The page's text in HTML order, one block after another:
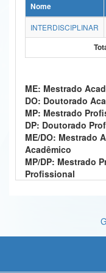
Ministério da Ciência,
Ministério do Meio Ambiente
Ministério do Desenvolvimento
Controladoria-Geral da União
Ministério da Mulher, da
Secretaria-Geral
Nome
INTERDISCIPLINAR
ME: Mestrado
DO: Doutorado
MP: Mestrado
DP: Doutorado
ME/DO: Mestrado
Acadêmico
MP/DP: Mestrado
Profissional